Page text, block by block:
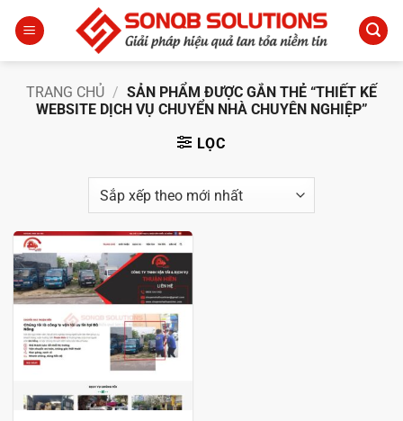
qua
TRANG CHỦ / SẢN PHẨM ĐƯỢC GẮN THẺ “THIẾT KẾ
WEBSITE DỊCH VỤ CHUYỂN NHÀ CHUYÊN NGHIỆP”
LỌC